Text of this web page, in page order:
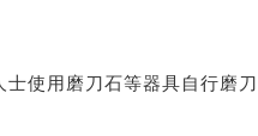
使用磨刀石等器具自行磨刀